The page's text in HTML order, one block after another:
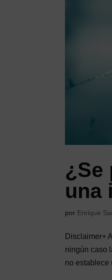
¿Se
una
por Enrique
Disclaimer+
ningún caso
no establece